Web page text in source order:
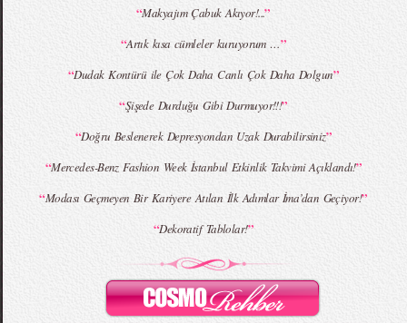
“Makyajım Çabuk Akıyor!...”
“Artık kısa cümleler kuruyorum …”
“Dudak Kontürü ile Çok Daha Canlı Çok Daha Dolgun”
“Şişede Durduğu Gibi Durmuyor!!!”
“Doğru Beslenerek Depresyondan Uzak Durabilirsiniz”
“Mercedes-Benz Fashion Week İstanbul Etkinlik Takvimi Açıklandı!”
“Modası Geçmeyen Bir Kariyere Atılan İlk Adımlar İma’dan Geçiyor!”
“Dekoratif Tablolar!”